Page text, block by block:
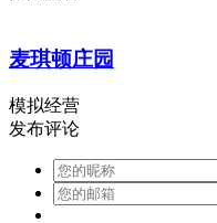
麦琪顿庄园
模拟经营
发布评论